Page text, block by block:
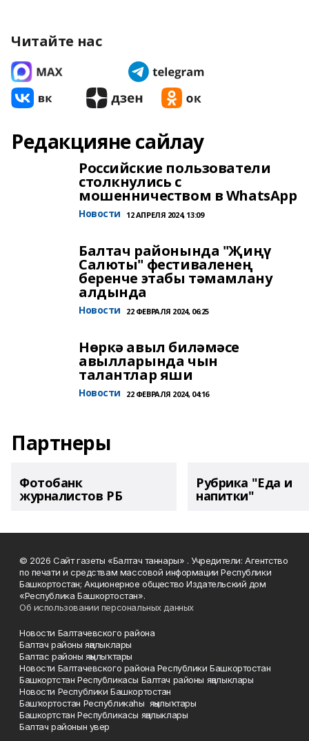
Читайте нас
Редакцияне сайлау
Российские пользователи
столкнулись с
мошенничеством в WhatsApp
Новости 12 АПРЕЛЯ 2024, 13:09
Балтач районында "Җиңү
Салюты" фестиваленең
беренче этабы тәмамлану
алдында
Новости 22 ФЕВРАЛЯ 2024, 06:25
Нөркә авыл биләмәсе
авылларында чын
талантлар яши
Новости 22 ФЕВРАЛЯ 2024, 04:16
Партнеры
Фотобанк
журналистов РБ
Рубрика "Еда и
напитки"
© 2026 Сайт газеты «Балтач таннары» . Учредители: Агентство
по печати и средствам массовой информации Республики
Башкортостан; Акционерное общество Издательский дом
«Республика Башкортостан».
Об использовании персональных данных
Новости Балтачевского района
Балтач районы яңалыклары
Балтас районы яңылыҡтары
Новости Балтачевского района Республики Башкортостан
Башкортстан Республикасы Балтач районы яңалыклары
Новости Республики Башкортостан
Башҡортостан Республикаһы яңылыҡтары
Башкортстан Республикасы яңалыклары
Балтач районын увер